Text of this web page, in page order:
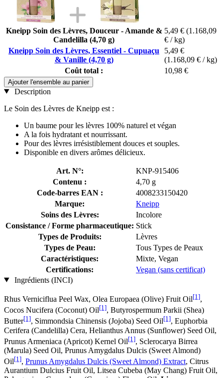
Kneipp Soin des Lèvres, Douceur - Amande &
Candelilla (4,70 g)
5,49 € (1.168,09
€ / kg)
Kneipp Soin des Lèvres, Essentiel - Cupuaçu
& Vanille (4,70 g)
5,49 €
(1.168,09 € / kg)
Coût total :
10,98 €
Ajouter l'ensemble au panier
Description
Le Soin des Lèvres de Kneipp est :
Un baume pour les lèvres 100% naturel et végan
A la fois hydratant et nourrissant.
Pour des lèvres irrésistiblement douces et souples.
Disponible en divers arômes délicieux.
Art. N°:
KNP-915406
Contenu :
4,70 g
Code-barres EAN :
4008233150420
Marque:
Kneipp
Soins des Lèvres:
Incolore
Consistance / Forme pharmaceutique: Stick
Types de Produits:
Lèvres
Types de Peau:
Tous Types de Peaux
Caractéristiques:
Mixte, Vegan
Certifications:
Vegan (sans certificat)
Ingrédients (INCI)
Rhus Verniciflua Peel Wax, Olea Europaea (Olive) Fruit Oil[1],
Cocos Nucifera (Coconut) Oil[1], Butyrospermum Parkii (Shea)
Butter[1], Simmondsia Chinensis (Jojoba) Seed Oil[1], Euphorbia
Cerifera (Candelilla) Cera, Helianthus Annus (Sunflower) Seed Oil,
Prunus Armeniaca (Apricot) Kernel Oil[1], Sclerocarya Birrea
(Marula) Seed Oil, Prunus Amygdalus Dulcis (Sweet Almond)
Oil[1], Prunus Amygdalus Dulcis (Sweet Almond) Extract, Citrus
Aurantium Dulcius Fruit Oil, Litsea Cubeba (May Chang) Fruit Oil,